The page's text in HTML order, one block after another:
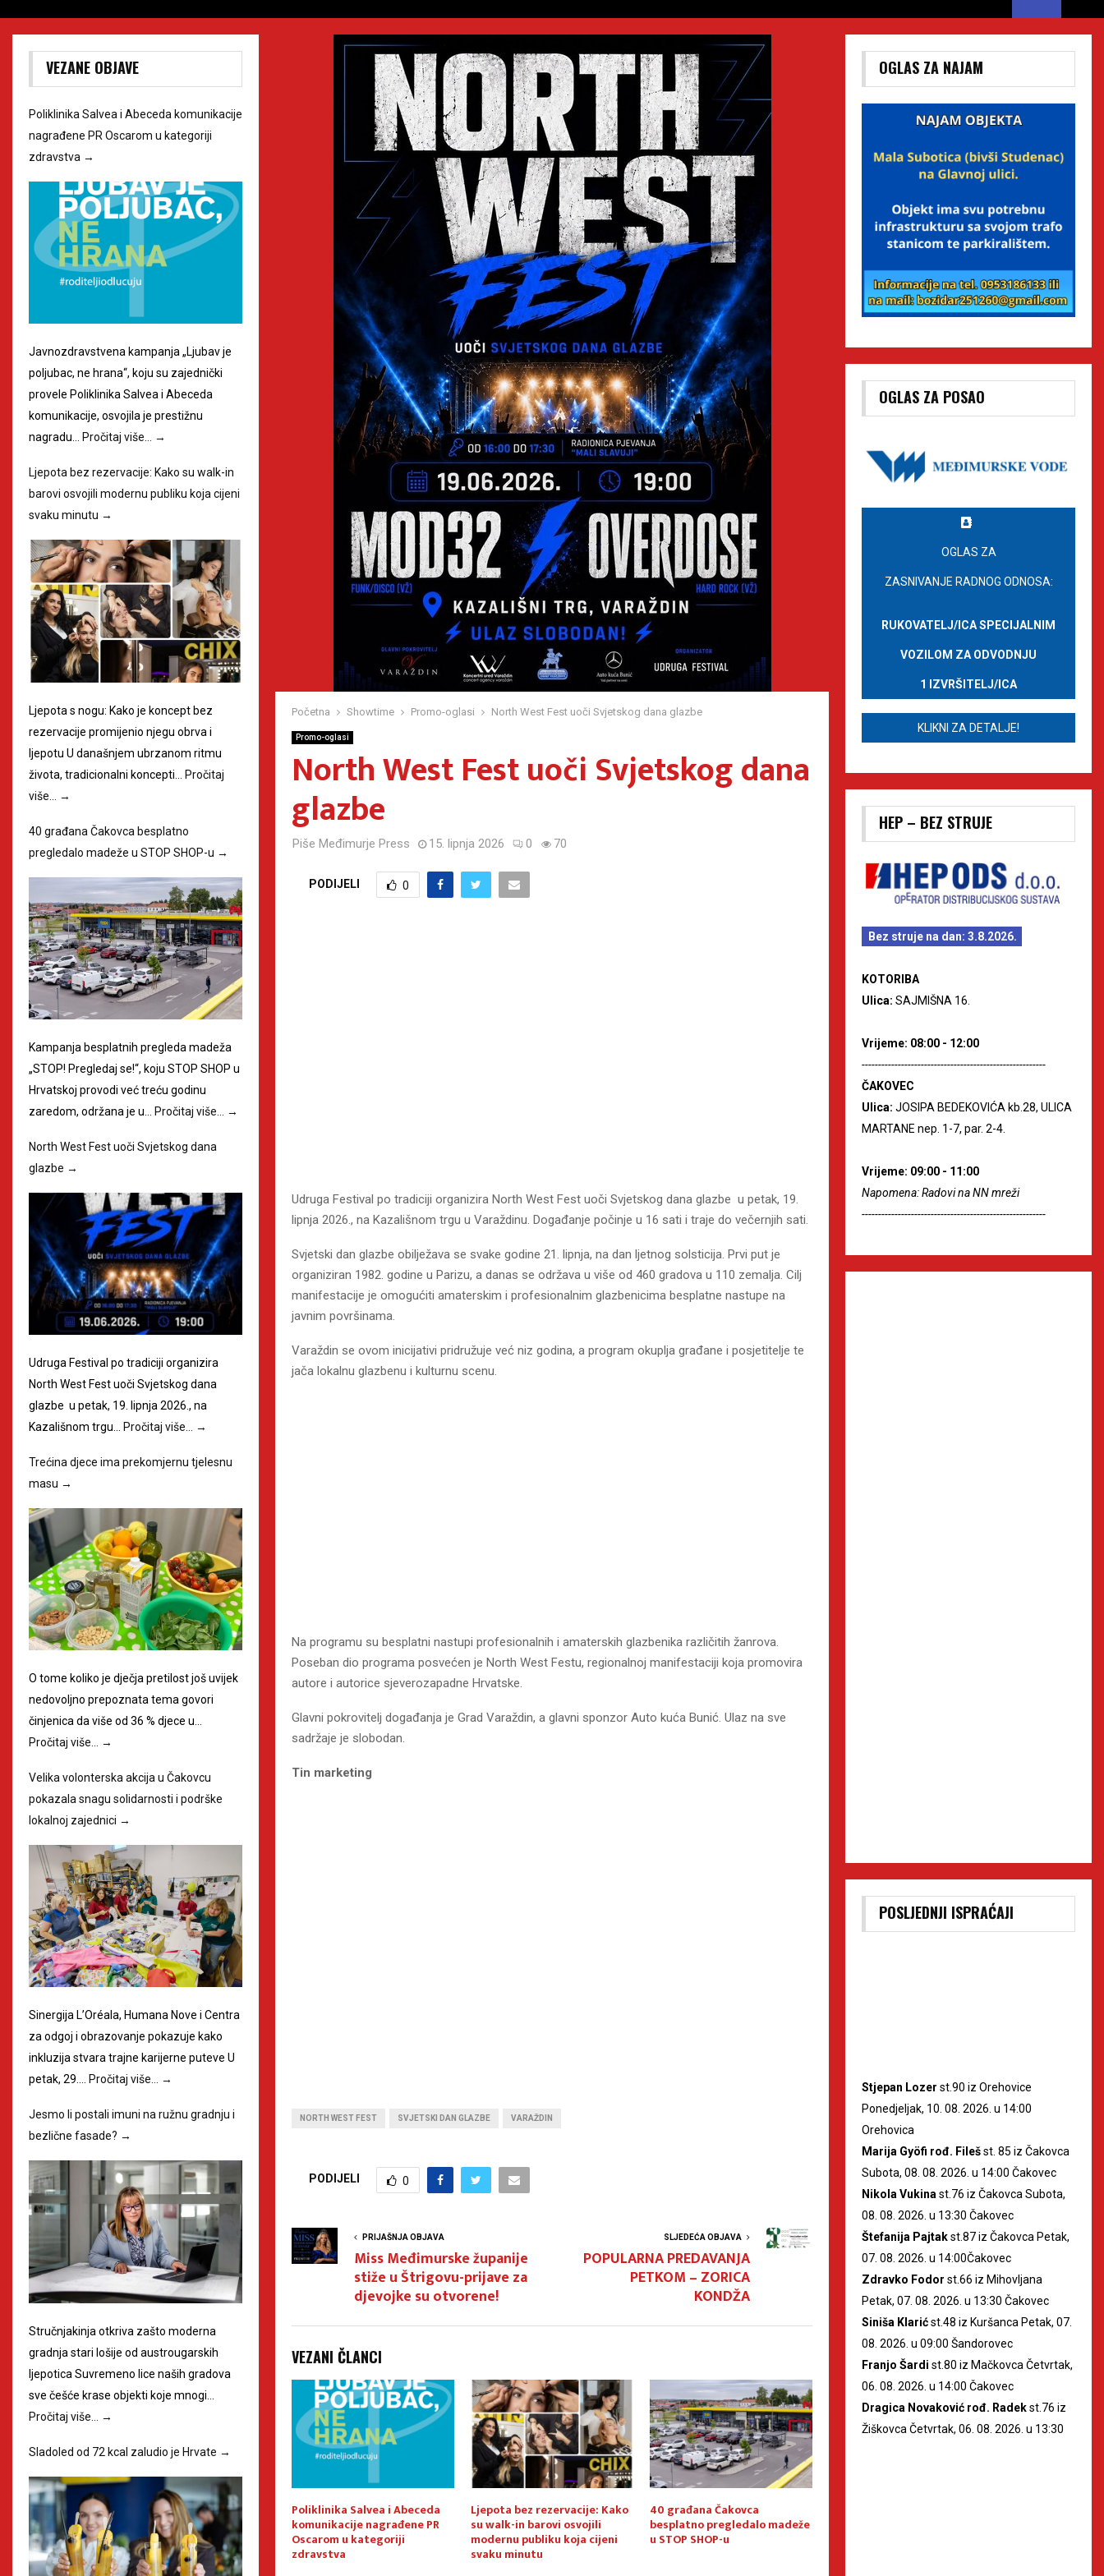
Početna Showtime Promo-oglasi North West Fest uoči Svjetskog dana glazbe
Promo-oglasi
North West Fest uoči Svjetskog dana
glazbe
Piše Međimurje Press 15. lipnja 2026 0 70
PODIJELI 0
Udruga Festival po tradiciji organizira North West Fest uoči Svjetskog dana glazbe u petak, 19.
lipnja 2026., na Kazališnom trgu u Varaždinu. Događanje počinje u 16 sati i traje do večernjih sati.
Svjetski dan glazbe obilježava se svake godine 21. lipnja, na dan ljetnog solsticija. Prvi put je
organiziran 1982. godine u Parizu, a danas se održava u više od 460 gradova u 110 zemalja. Cilj
manifestacije je omogućiti amaterskim i profesionalnim glazbenicima besplatne nastupe na
javnim površinama.
Varaždin se ovom inicijativi pridružuje već niz godina, a program okuplja građane i posjetitelje te
jača lokalnu glazbenu i kulturnu scenu.
Na programu su besplatni nastupi profesionalnih i amaterskih glazbenika različitih žanrova.
Poseban dio programa posvećen je North West Festu, regionalnoj manifestaciji koja promovira
autore i autorice sjeverozapadne Hrvatske.
Glavni pokrovitelj događanja je Grad Varaždin, a glavni sponzor Auto kuća Bunić. Ulaz na sve
sadržaje je slobodan.
Tin marketing
NORTH WEST FEST SVJETSKI DAN GLAZBE VARAŽDIN
PODIJELI 0
PRIJAŠNJA OBJAVA
Miss Međimurske županije
stiže u Štrigovu-prijave za
djevojke su otvorene!
SLJEDEĆA OBJAVA
POPULARNA PREDAVANJA
PETKOM – ZORICA
KONDŽA
VEZANI ČLANCI
biraju Na prodaju omica
međimurskog konja –
jedinstvena prilika!
Poliklinika Salvea i Abeceda
komunikacije nagrađene PR
Oscarom u kategoriji
zdravstva
Ljepota bez rezervacije: Kako
su walk-in barovi osvojili
modernu publiku koja cijeni
svaku minutu
40 građana Čakovca
besplatno pregledalo madeže
u STOP SHOP-u
VEZANE OBJAVE
Poliklinika Salvea i Abeceda komunikacije
nagrađene PR Oscarom u kategoriji
zdravstva →
Javnozdravstvena kampanja „Ljubav je
poljubac, ne hrana“, koju su zajednički
provele Poliklinika Salvea i Abeceda
komunikacije, osvojila je prestižnu
nagradu… Pročitaj više… →
Ljepota bez rezervacije: Kako su walk-in
barovi osvojili modernu publiku koja cijeni
svaku minutu →
Ljepota s nogu: Kako je koncept bez
rezervacije promijenio njegu obrva i
ljepotu U današnjem ubrzanom ritmu
života, tradicionalni koncepti…
Pročitaj
više…
→
40 građana Čakovca besplatno
pregledalo madeže u STOP SHOP-u →
Kampanja besplatnih pregleda madeža
„STOP! Pregledaj se!“, koju STOP SHOP u
Hrvatskoj provodi već treću godinu
zaredom, održana je u…
Pročitaj više… →
North West Fest uoči Svjetskog dana
glazbe →
Udruga Festival po tradiciji organizira
North West Fest uoči Svjetskog dana
glazbe u petak, 19. lipnja 2026., na
Kazališnom trgu…
Pročitaj više… →
Trećina djece ima prekomjernu tjelesnu
masu →
O tome koliko je dječja pretilost još uvijek
nedovoljno prepoznata tema govori
činjenica da više od 36 % djece u…
Pročitaj više…
→
Velika volonterska akcija u Čakovcu
pokazala snagu solidarnosti i podrške
lokalnoj zajednici →
Sinergija L’Oréala, Humana Nove i Centra
za odgoj i obrazovanje pokazuje kako
inkluzija stvara trajne karijerne puteve U
petak, 29.… Pročitaj više… →
Jesmo li postali imuni na ružnu gradnju i
bezlične fasade? →
Stručnjakinja otkriva zašto moderna
gradnja stari lošije od austrougarskih
ljepotica Suvremeno lice naših gradova
sve češće krase objekti koje mnogi…
Pročitaj više…
→
Sladoled od 72 kcal zaludio je Hrvate →
OGLAS ZA NAJAM
OGLAS ZA POSAO
OGLAS ZA
ZASNIVANJE RADNOG ODNOSA:
RUKOVATELJ/ICA SPECIJALNIM
VOZILOM ZA ODVODNJU
1 IZVRŠITELJ/ICA
KLIKNI ZA DETALJE!
HEP – BEZ STRUJE
Bez struje na dan: 3.8.2026.
KOTORIBA
Ulica: SAJMIŠNA 16.
Vrijeme: 08:00 - 12:00
--------------------------------------------------------
ČAKOVEC
Ulica: JOSIPA BEDEKOVIĆA kb.28, ULICA
MARTANE nep. 1-7, par. 2-4.
Vrijeme: 09:00 - 11:00
Napomena: Radovi na NN mreži
--------------------------------------------------------
POSLJEDNJI ISPRAĆAJI
Stjepan Lozer st.90 iz Orehovice
Ponedjeljak, 10. 08. 2026. u 14:00
Orehovica
Marija Gyöfi rođ. Filešst. 85 iz Čakovca
Subota, 08. 08. 2026. u 14:00 Čakovec
Nikola Vukina st.76 iz Čakovca Subota,
08. 08. 2026. u 13:30 Čakovec
Štefanija Pajtakst.87 iz Čakovca Petak,
07. 08. 2026. u 14:00Čakovec
Zdravko Fodor st.66 iz Mihovljana
Petak, 07. 08. 2026. u 13:30 Čakovec
Siniša Klarićst.48 iz Kuršanca Petak, 07.
08. 2026. u 09:00 Šandorovec
Franjo Šardi st.80 iz Mačkovca Četvrtak,
06. 08. 2026. u 14:00 Čakovec
Dragica Novaković rođ. Radekst.76 iz
Žiškovca Četvrtak, 06. 08. 2026. u 13:30